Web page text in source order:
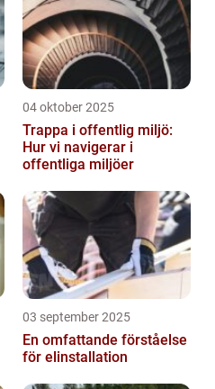
04 oktober 2025
Trappa i offentlig miljö:
Hur vi navigerar i
offentliga miljöer
03 september 2025
En omfattande förståelse
för elinstallation